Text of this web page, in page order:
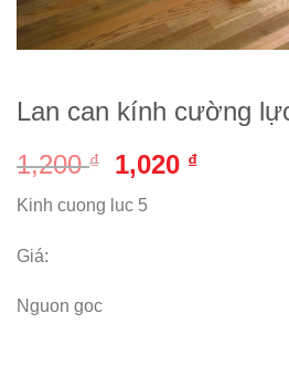
Lan can kính cường
1,200₫
Giá
là:
1,020 ₫Giá
Kinh cuong luc 5
Giá:
Nguon goc